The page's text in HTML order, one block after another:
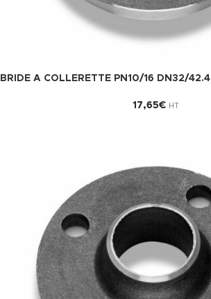
BRIDE A COLLERETTE PN10/16 DN32/42.4
17,65€ HT